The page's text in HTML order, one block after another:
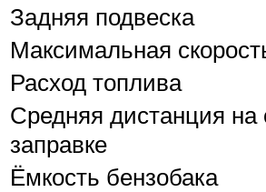
Задняя подвеска
Максимальная
Расход топлива
Средняя дистанция на
заправке
Ёмкость бензобака